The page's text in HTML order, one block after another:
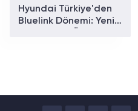
Hyundai Türkiye'den
Bluelink Dönemi: Yeni